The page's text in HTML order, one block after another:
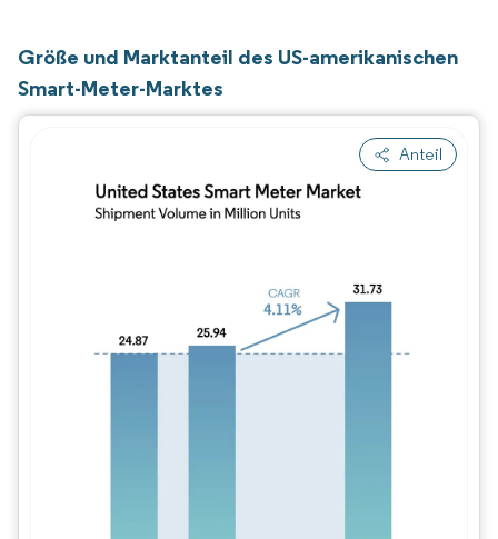
Größe und Marktanteil des US-amerikanischen
Smart-Meter-Marktes
Anteil